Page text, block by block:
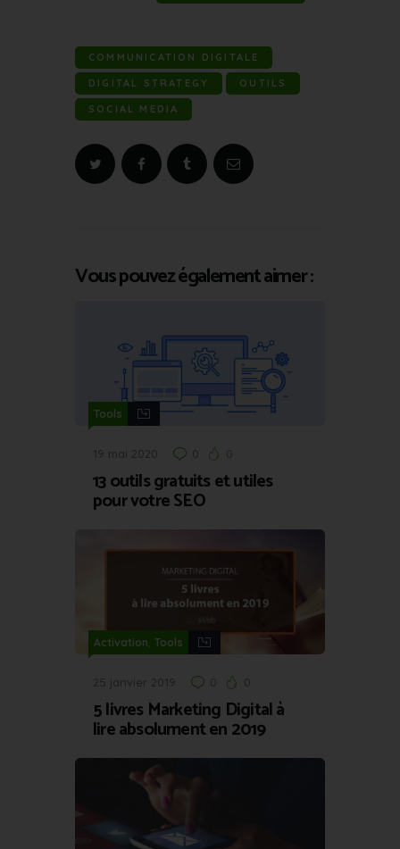
COMMUNICATION DIGITALE
DIGITAL STRATEGY OUTILS
SOCIAL MEDIA
Vous pouvez également aimer :
Tools
19 mai 2020 0 0
13 outils gratuits et utiles
pour votre SEO
Activation, Tools
25 janvier 2019 0 0
5 livres Marketing Digital à
lire absolument en 2019